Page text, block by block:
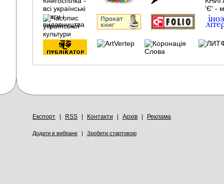
Експорт RSS Контакти Архів Реклама
Додати в вибране | Зробити стартовою